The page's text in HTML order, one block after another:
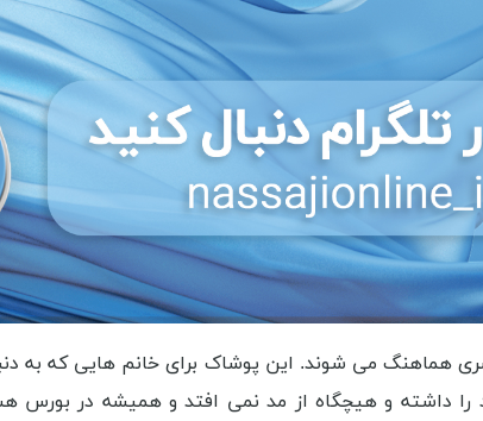
هماهنگ می شوند. این پوشاک برای خانم هایی که
داشته و هیچگاه از مد نمی افتد و همیشه در بورس